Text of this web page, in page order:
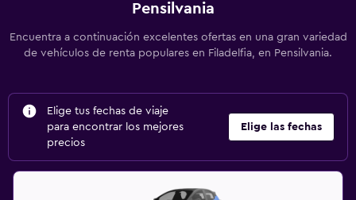
Pensilvania
Encuentra a continuación excelentes ofertas en una gran variedad
de vehículos de renta populares en Filadelfia, en Pensilvania.
Elige tus fechas de viaje
para encontrar los mejores
precios
Elige las fechas